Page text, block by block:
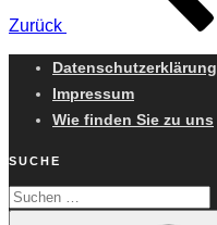
Zurück
Datenschutzerklärung
Impressum
Wie finden Sie zu uns
SUCHE
Suchen